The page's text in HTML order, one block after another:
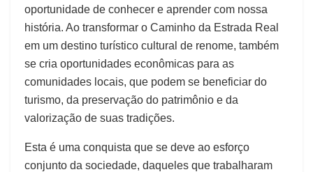
oportunidade de conhecer e aprender com nossa
história. Ao transformar o Caminho da Estrada Real
em um destino turístico cultural de renome, também
se cria oportunidades econômicas para as
comunidades locais, que podem se beneficiar do
turismo, da preservação do patrimônio e da
valorização de suas tradições.
Esta é uma conquista que se deve ao esforço
conjunto da sociedade, daqueles que trabalharam